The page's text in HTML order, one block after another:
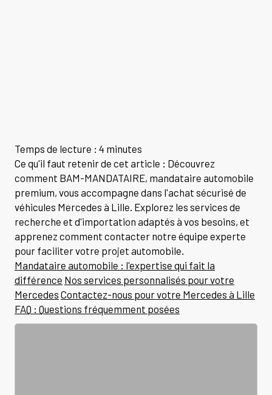
Temps de lecture : 4 minutes
Ce qu'il faut retenir de cet article : Découvrez
comment BAM-MANDATAIRE, mandataire automobile
premium, vous accompagne dans l'achat sécurisé de
véhicules Mercedes à Lille. Explorez les services de
recherche et d'importation adaptés à vos besoins, et
apprenez comment contacter notre équipe experte
pour faciliter votre projet automobile.
Mandataire automobile : l'expertise qui fait la
différence Nos services personnalisés pour votre
Mercedes Contactez-nous pour votre Mercedes à Lille
FAQ : Questions fréquemment posées